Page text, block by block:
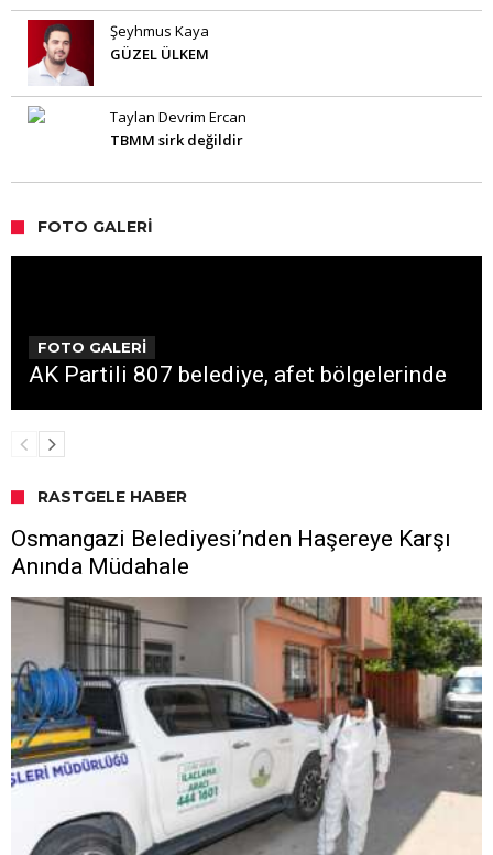
Şeyhmus Kaya
GÜZEL ÜLKEM
Taylan Devrim Ercan
TBMM sirk değildir
FOTO GALERI
FOTO GALERİ
AK Partili 807 belediye, afet bölgelerinde
RASTGELE HABER
Osmangazi Belediyesi’nden Haşereye Karşı
Anında Müdahale